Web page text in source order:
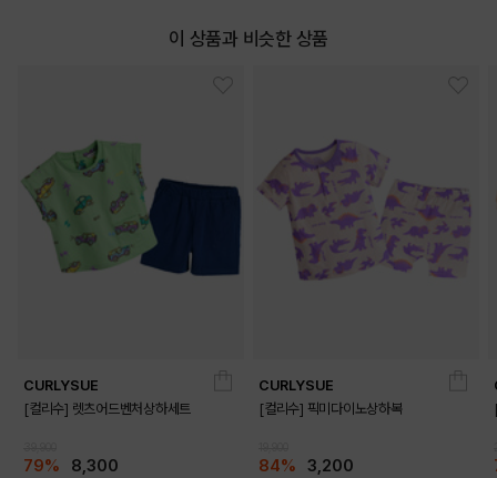
이 상품과 비슷한 상품
CURLYSUE
[컬리수] 렛츠어드벤처상하세트
79% 8,300
CURLYSUE
[컬리수] 픽미다이노상하복
84% 3,200